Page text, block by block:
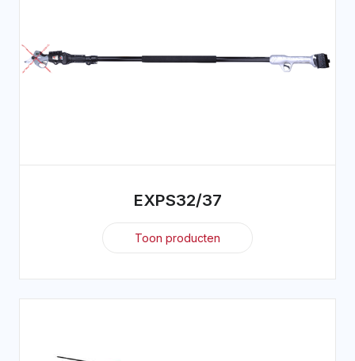
EXPS32/37
Toon producten